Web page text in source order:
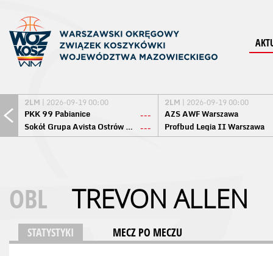
2LM | 2026-09-19 00:00
PKK 99 Pabianice
---
Sokół Grupa Avista Ostrów Maz. ---
2LM | 2026-09-19 00:00
AZS AWF Warszawa
Profbud Legia II Warszawa
OBL TREVON ALLEN
STATYSTYKI MECZ PO MECZU